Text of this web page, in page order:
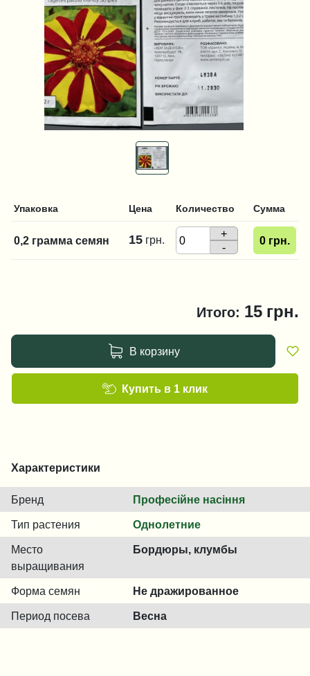
Упаковка Цена Количество Сумма
0,2 грамма семян 15 грн.
+
-
0 грн.
Итого: 15 грн.
В корзину
Купить в 1 клик
Характеристики
Бренд Професійне насіння
Тип растения Однолетние
Место
выращивания
Бордюры, клумбы
Форма семян Не дражированное
Период посева Весна